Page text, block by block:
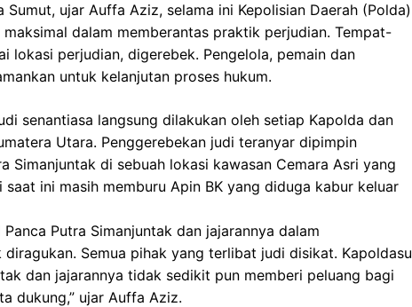
Sumut, ujar Auffa Aziz, selama ini Kepolisian Daerah (Polda)
dalam memberantas praktik perjudian. Tempat-
lokasi perjudian, digerebek. Pengelola, pemain dan
untuk kelanjutan proses hukum.
senantiasa langsung dilakukan oleh setiap Kapolda dan
Utara. Penggerebekan judi teranyar dipimpin
Simanjuntak di sebuah lokasi kawasan Cemara Asri yang
ini masih memburu Apin BK yang diduga kabur keluar
Putra Simanjuntak dan jajarannya dalam
Semua pihak yang terlibat judi disikat. Kapoldasu
dan jajarannya tidak sedikit pun memberi peluang bagi
dukung,” ujar Auffa Aziz.